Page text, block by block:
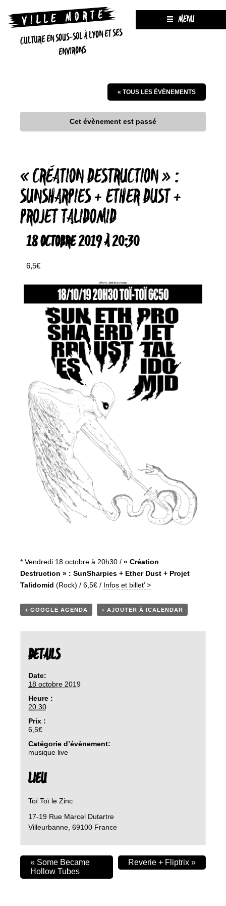
CULTURE EN SOUS-SOL À LYON ET SES
ENVIRONS
MENU
« TOUS LES ÉVÈNEMENTS
Cet évènement est passé
« CRÉATION DESTRUCTION » :
SUNSHARPIES + ETHER DUST +
PROJET TALIDOMID
18 OCTOBRE 2019 À 20:30
6,5€
* Vendredi 18 octobre à 20h30 / « Création
Destruction » : SunSharpies + Ether Dust + Projet
Talidomid (Rock) / 6,5€ / Infos et billet’ >
+ GOOGLE AGENDA + AJOUTER À ICALENDAR
DETAILS
Date:
18 octobre 2019
Heure :
20:30
Prix :
6,5€
Catégorie d’évènement:
musique live
LIEU
Toï Toï le Zinc
17-19 Rue Marcel Dutartre
Villeurbanne, 69100 France
« Some Became
Hollow Tubes
Reverie + Fliptrix »